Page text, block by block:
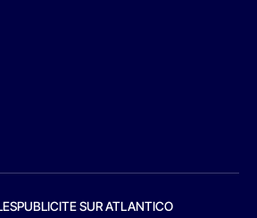
PUBLICITE SUR ATLANTICO